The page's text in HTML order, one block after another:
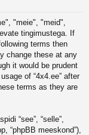
e
"meie", "meid",
tingimustega. If
terms then
change these at any
it would be prudent
of “4x4.ee” after
terms as they are
“see”, “selle”,
“phpBB meeskond”),